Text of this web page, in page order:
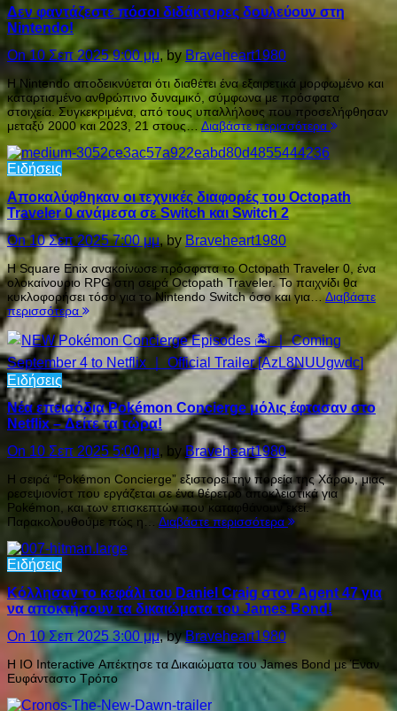
Δεν φαντάζεστε πόσοι διδάκτορες δουλεύουν στη
Nintendo!
On 10 Σεπ 2025 9:00 μμ, by Braveheart1980
Η Nintendo αποδεικνύεται ότι διαθέτει ένα εξαιρετικά μορφωμένο και
καταρτισμένο ανθρώπινο δυναμικό, σύμφωνα με πρόσφατα
στοιχεία. Συγκεκριμένα, από τους υπαλλήλους που προσελήφθησαν
μεταξύ 2000 και 2023, 21 στους… Διαβάστε περισσότερα
Ειδήσεις
Αποκαλύφθηκαν οι τεχνικές διαφορές του Octopath
Traveler 0 ανάμεσα σε Switch και Switch 2
On 10 Σεπ 2025 7:00 μμ, by Braveheart1980
Η Square Enix ανακοίνωσε πρόσφατα το Octopath Traveler 0, ένα
ολοκαίνουριο RPG στη σειρά Octopath Traveler. Το παιχνίδι θα
κυκλοφορήσει τόσο για το Nintendo Switch όσο και για…Διαβάστε
περισσότερα
Ειδήσεις
Νέα επεισόδια Pokémon Concierge μόλις έφτασαν στο
Netflix – Δείτε τα τώρα!
On 10 Σεπ 2025 5:00 μμ, by Braveheart1980
Η σειρά “Pokémon Concierge” εξιστορεί την πορεία της Χάρου, μιας
ρεσεψιονίστ που εργάζεται σε ένα θέρετρο αποκλειστικά για
Pokémon, και των επισκεπτών που καταφθάνουν εκεί.
Παρακολουθούμε πώς η… Διαβάστε περισσότερα
Ειδήσεις
Kόλλησαν το κεφάλι του Daniel Craig στον Agent 47 για
να αποκτήσουν τα δικαιώματα του James Bond!
On 10 Σεπ 2025 3:00 μμ, byBraveheart1980
Η IO Interactive Απέκτησε τα Δικαιώματα του James Bond με Έναν
Ευφάνταστο Τρόπο